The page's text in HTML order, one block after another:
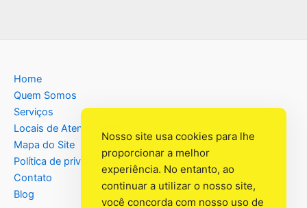
Home
Quem Somos
Serviços
Locais de Atendimento
Mapa do Site
Política de privacidade
Contato
Blog
Nosso site usa cookies para lhe
proporcionar a melhor
experiência. No entanto, ao
continuar a utilizar o nosso site,
você concorda com nosso uso de